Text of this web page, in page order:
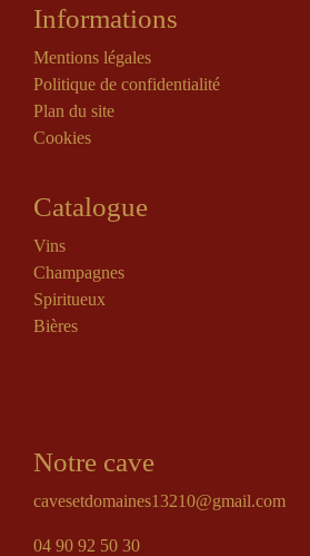
Informations
Mentions légales
Politique de confidentialité
Plan du site
Cookies
Catalogue
Vins
Champagnes
Spiritueux
Bières
Notre cave
cavesetdomaines13210@gmail.com
04 90 92 50 30